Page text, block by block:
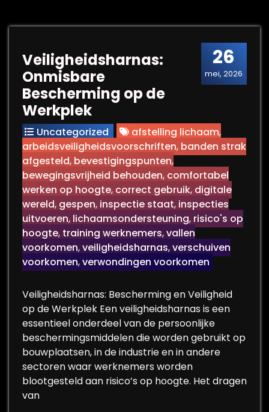
26
mei, 2026
Veiligheidsharnas:
Onmisbare
Bescherming op de
Werkplek
Uncategorized afstelling lichaam,
arbeidsveiligheidsvoorschriften, banden strak
afgesteld, bevestigingspunten,
bewegingsvrijheid behouden, comfortabel
werken op hoogte, correct gebruik, digitale
wereld, gespen, inspectie staat, inspecties
uitvoeren, lichaamsondersteuning, risico's op
hoogte, training werknemers,vallen
voorkomen,veiligheidsharnas,verschuiven
voorkomen,verwondingen voorkomen
Veiligheidsharnas: Bescherming en Veiligheid
op de Werkplek Een veiligheidsharnas is een
essentieel onderdeel van de persoonlijke
beschermingsmiddelen die worden gebruikt op
bouwplaatsen, in de industrie en in andere
sectoren waar werknemers worden
blootgesteld aan risico’s op hoogte. Het dragen
van